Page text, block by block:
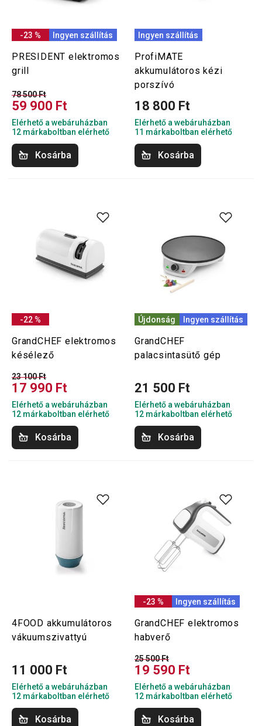
-23 % Ingyen szállítás
PRESIDENT elektromos
grill
78 500 Ft
59 900 Ft
Elérhető a webáruházban
12 márkaboltban elérhető
Kosárba
Ingyen szállítás
ProfiMATE
akkumulátoros kézi
porszívó
18 800 Ft
Elérhető a webáruházban
11 márkaboltban elérhető
Kosárba
-22 %
GrandCHEF elektromos
késélező
23 100 Ft
17 990 Ft
Elérhető a webáruházban
12 márkaboltban elérhető
Kosárba
Újdonság Ingyen szállítás
GrandCHEF
palacsintasütő gép
21 500 Ft
Elérhető a webáruházban
12 márkaboltban elérhető
Kosárba
4FOOD akkumulátoros
vákuumszivattyú
11 000 Ft
Elérhető a webáruházban
12 márkaboltban elérhető
Kosárba
-23 % Ingyen szállítás
GrandCHEF elektromos
habverő
25 500 Ft
19 590 Ft
Elérhető a webáruházban
12 márkaboltban elérhető
Kosárba